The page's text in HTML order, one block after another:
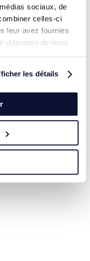
sociaux, de
celles-ci
leur avez fournies
utilisation de leurs
les détails